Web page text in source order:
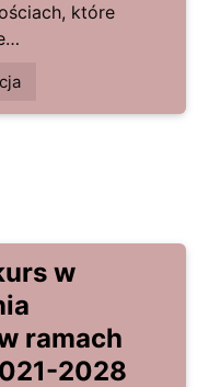
które
w
ramach
2028